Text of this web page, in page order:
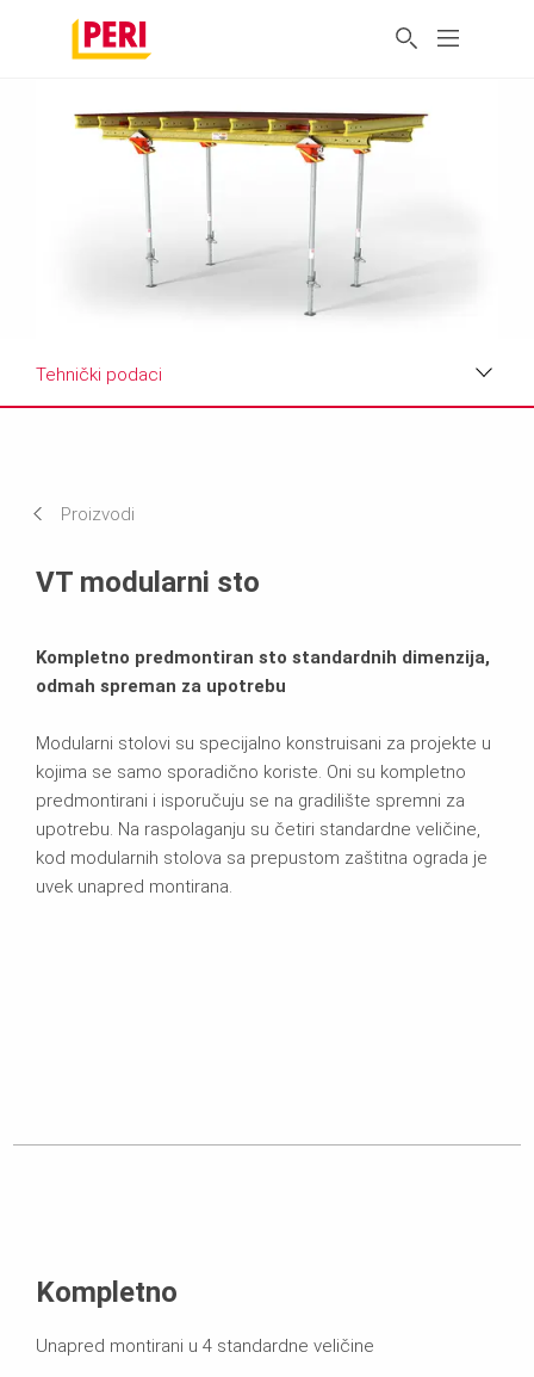
Tehnički podaci
Proizvodi
VT modularni sto
Kompletno predmontiran sto standardnih dimenzija,
odmah spreman za upotrebu
Modularni stolovi su specijalno konstruisani za projekte u
kojima se samo sporadično koriste. Oni su kompletno
predmontirani i isporučuju se na gradilište spremni za
upotrebu. Na raspolaganju su četiri standardne veličine,
kod modularnih stolova sa prepustom zaštitna ograda je
uvek unapred montirana.
Kompletno
Unapred montirani u 4 standardne veličine